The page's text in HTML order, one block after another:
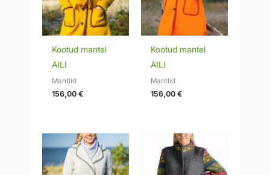
Kootud mantel
AILI
Mantlid
156,00€
Kootud mantel
AILI
Mantlid
156,00€